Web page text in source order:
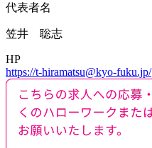
代表者名
笠井 聡志
HP
https://t-hiramatsu@kyo-fuku.jp/